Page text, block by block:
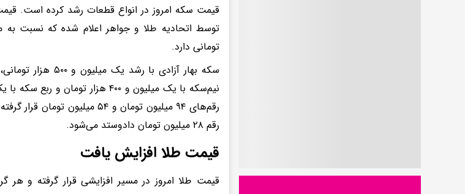
توسط اتحادیه طلا و جواهر اعلام شده که نسبت به
تومانی دارد.
رقم‌های ۹۴ میلیون تومان و ۵۴
رقم ۲۸ میلیون تومان دادوستد می‌شود.
قیمت طلا افزایش یافت